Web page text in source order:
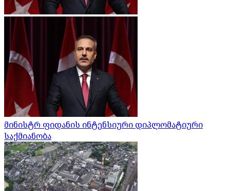
მინისტრ ფიდანის ინტენსიური დიპლომატიური
საქმიანობა